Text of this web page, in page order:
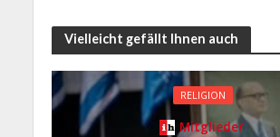
Vielleicht gefällt Ihnen auch
RELIGION
Mitglieder